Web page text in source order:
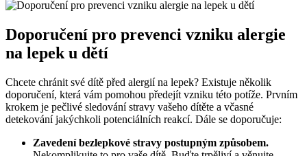
Doporučení pro prevenci vzniku alergie
na lepek u dětí
Chcete chránit své dítě před alergií na lepek? Existuje několik
doporučení, která vám pomohou předejít vzniku této potíže. Prvním
krokem je pečlivé sledování stravy vašeho dítěte a včasné
detekování jakýchkoli potenciálních reakcí. Dále se doporučuje:
Zavedení bezlepkové stravy postupným způsobem.